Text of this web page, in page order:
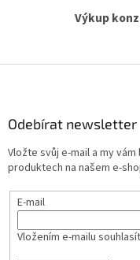
Výkup
Odebírat newsletter
Vložte svůj e-mail a my
produktech na našem e-
E-mail
Vložením e-mailu